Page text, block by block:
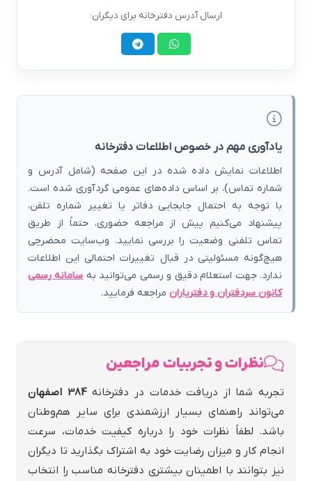
ارسال آدرس دفترخانه برای دیگران:
یادآوری مهم در خصوص اطلاعات دفترخانه
اطلاعات نمایش داده شده در این صفحه (شامل آدرس و
شماره تماس)، بر اساس داده‌های عمومی گردآوری شده است.
با توجه به احتمال جابجایی دفاتر یا تغییر شماره تلفن،
پیشنهاد می‌کنیم پیش از مراجعه حضوری، حتماً از طریق
تماس تلفنی وضعیت را بررسی نمایید. وب‌سایت محضرچی
هیچ‌گونه مسئولیتی در قبال تغییرات احتمالی این اطلاعات
ندارد. جهت استعلام دقیق و رسمی می‌توانید بهسامانه رسمی
کانون سردفتران و دفتریاران مراجعه فرمایید.
نظرات و تجربیات مراجعین
تجربه شما از دریافت خدمات در دفترخانه384 اصفهان
می‌تواند راهنمای بسیار ارزشمندی برای سایر هم‌وطنان
باشد. لطفاً نظرات خود را درباره کیفیت خدمات، سرعت
انجام کار و میزان رضایت خود به اشتراک بگذارید تا دیگران
نیز بتوانند با اطمینان بیشتری دفترخانه مناسب را انتخاب